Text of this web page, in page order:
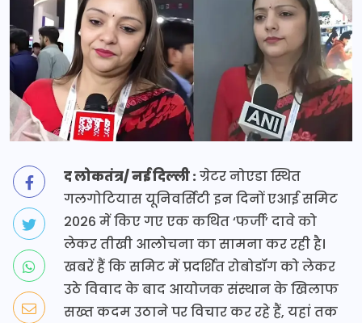
द लोकतंत्र/ नई दिल्ली :ग्रेटर नोएडा स्थित
गलगोटियास यूनिवर्सिटी इन दिनों एआई समिट
2026 में किए गए एक कथित ‘फर्जी’ दावे को
लेकर तीखी आलोचना का सामना कर रही है।
खबरें हैं कि समिट में प्रदर्शित रोबोडॉग को लेकर
उठे विवाद के बाद आयोजक संस्थान के खिलाफ
सख्त कदम उठाने पर विचार कर रहे हैं, यहां तक